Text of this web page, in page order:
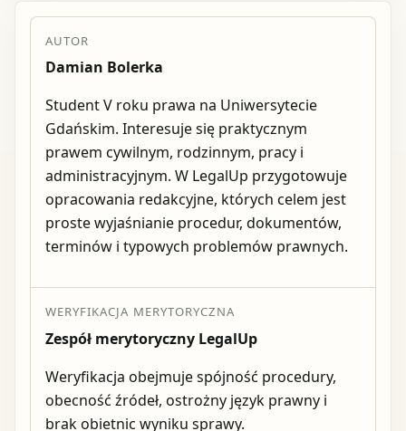
AUTOR
Damian Bolerka
Student V roku prawa na Uniwersytecie
Gdańskim. Interesuje się praktycznym
prawem cywilnym, rodzinnym, pracy i
administracyjnym. W LegalUp przygotowuje
opracowania redakcyjne, których celem jest
proste wyjaśnianie procedur, dokumentów,
terminów i typowych problemów prawnych.
WERYFIKACJA MERYTORYCZNA
Zespół merytoryczny LegalUp
Weryfikacja obejmuje spójność procedury,
obecność źródeł, ostrożny język prawny i
brak obietnic wyniku sprawy.